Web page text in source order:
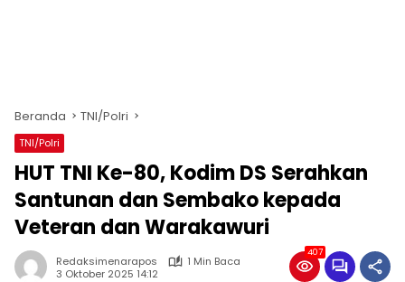
Beranda TNI/Polri
TNI/Polri
HUT TNI Ke-80, Kodim DS Serahkan
Santunan dan Sembako kepada
Veteran dan Warakawuri
Redaksimenarapos
1 Min Baca
3 Oktober 2025 14:12
407